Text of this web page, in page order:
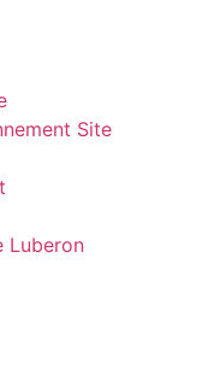
Site